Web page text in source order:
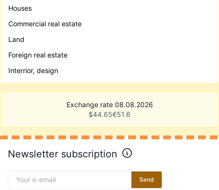
Houses
Commercial real estate
Land
Foreign real estate
Interrior, design
Exchange rate 08.08.2026
$44.65€51.6
Newsletter subscription
Send